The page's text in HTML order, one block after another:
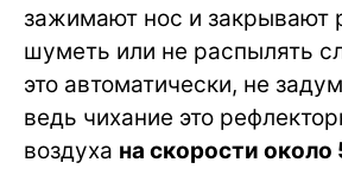
зажимают нос и закрывают
шуметь или не распылять
это автоматически, не
ведь чихание это
воздуха на скорости